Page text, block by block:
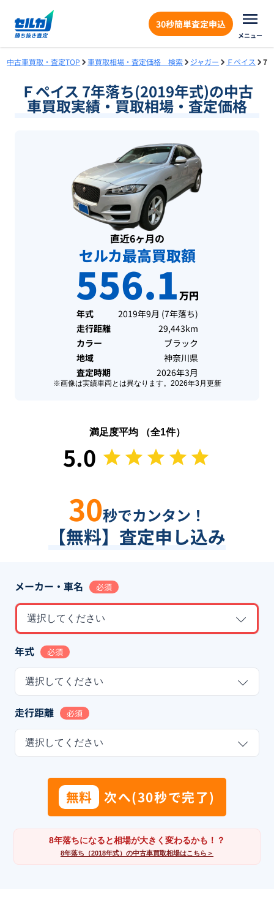
30秒簡単査定申込
メニュー
中古車買取・査定TOP 車買取相場・査定価格 検索 ジャガー Ｆペイス 7
Ｆペイス 7年落ち(2019年式)の中古
車買取実績・買取相場・査定価格
直近6ヶ月の
セルカ最高買取額
556.1万円
年式 2019年9月 (7年落ち)
走行距離
29,443km
カラー
ブラック
地域
神奈川県
査定時期
2026年3月
※画像は実績車両とは異なります。 2026年3月 更新
満足度平均 （全1件）
5.0
30秒でカンタン！
【無料】査定申し込み
メーカー・車名 必須
選択してください
年式 必須
選択してください
走行距離 必須
選択してください
無料 次へ(30秒で完了)
8年落ちになると相場が大きく変わるかも！？
8年落ち（2018年式）の中古車買取相場はこちら＞